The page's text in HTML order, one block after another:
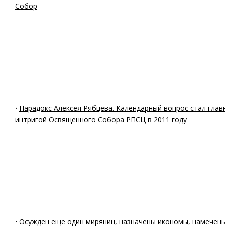
Собор
· Парадокс Алексея Рябцева. Календарный вопрос стал
интригой Освященного Собора РПСЦ в 2011 году
· Осужден еще один мирянин, назначены икономы,